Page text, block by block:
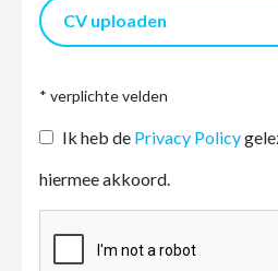
CV uploaden
* verplichte velden
Ik heb de Privacy Policy
hiermee akkoord.